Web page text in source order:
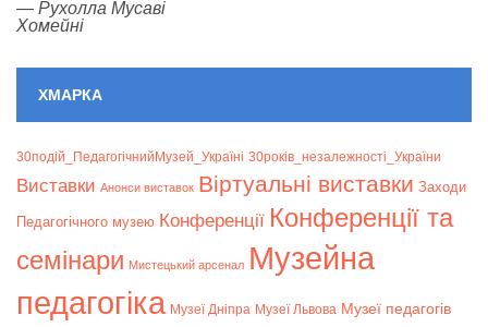
— Рухолла Мусаві
Хомейні
ХМАРКА
30подій_ПедагогічнийМузей_Україні 30років_незалежності_України
Bиставки Анонси виставок Віртуальні виставки Заходи
Педагогічного музею Конференції Конференції та
семінари Мистецький арсенал Музейна
педагогіка Музеї Дніпра Музеї Львова Музеї педагогів